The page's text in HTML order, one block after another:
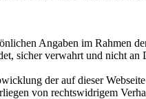
Angaben im Rahmen
sicher verwahrt und nicht an
der auf dieser
von rechtswidrigem